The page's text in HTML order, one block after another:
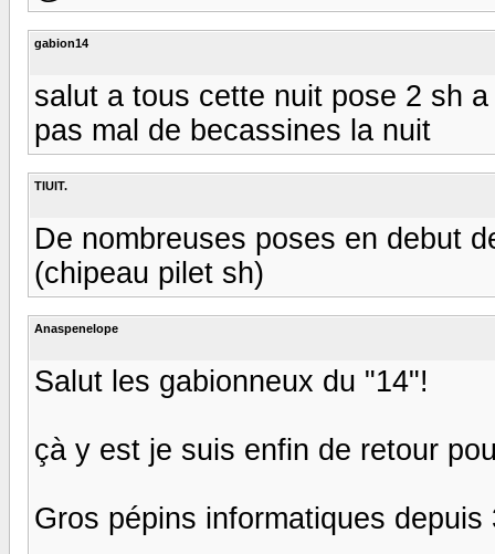
gabion14
salut a tous cette nuit pose 2 sh
pas mal de becassines la nuit
TIUIT.
De nombreuses poses en debut
(chipeau pilet sh)
Anaspenelope
Salut les gabionneux du "14"!
çà y est je suis enfin de retour
Gros pépins informatiques depuis